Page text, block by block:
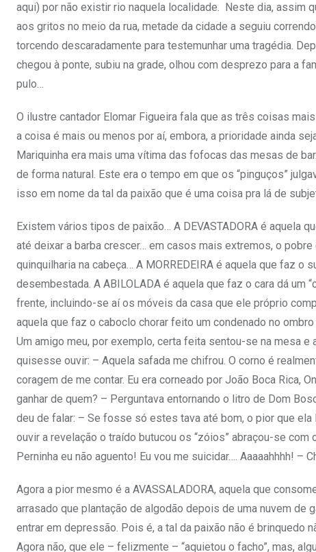
aqui) por não existir rio naquela localidade. Neste dia, assim
aos gritos no meio da rua, metade da cidade a seguiu
torcendo descaradamente para testemunhar uma tragédia.
chegou à ponte, subiu na grade, olhou com desprezo para a
pulo…
O ilustre cantador Elomar Figueira fala que as três coisas
a coisa é mais ou menos por aí, embora, a prioridade ainda
Mariquinha era mais uma vítima das fofocas das mesas de
de forma natural. Este era o tempo em que os “pinguços”
isso em nome da tal da paixão que é uma coisa pra lá de
Existem vários tipos de paixão… A DEVASTADORA é aquela
até deixar a barba crescer… em casos mais extremos, o
quinquilharia na cabeça… A MORREDEIRA é aquela que faz o
desembestada. A ABILOLADA é aquela que faz o cara dá um
frente, incluindo-se aí os móveis da casa que ele próprio
aquela que faz o caboclo chorar feito um condenado no
Um amigo meu, por exemplo, certa feita sentou-se na mesa
quisesse ouvir: – Aquela safada me chifrou. O corno é
coragem de me contar. Eu era corneado por João Boca Rica,
ganhar de quem? – Perguntava entornando o litro de Dom
deu de falar: – Se fosse só estes tava até bom, o pior que
ouvir a revelação o traído butucou os “zóios” abraçou-se
Perninha eu não aguento! Eu vou me suicidar…. Aaaaahhhh!
Agora a pior mesmo é a AVASSALADORA, aquela que
arrasado que plantação de algodão depois de uma nuvem
entrar em depressão. Pois é, a tal da paixão não é brinquedo
Agora não, que ele – felizmente – “aquietou o facho”, mas,